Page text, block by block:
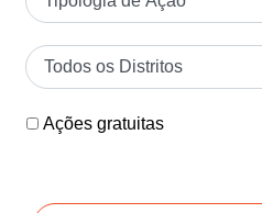
Ações gratuitas